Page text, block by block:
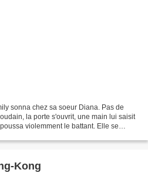
sonna chez sa soeur Diana. Pas de
la porte s'ouvrit, une main lui saisit
violemment le battant. Elle se
Kong